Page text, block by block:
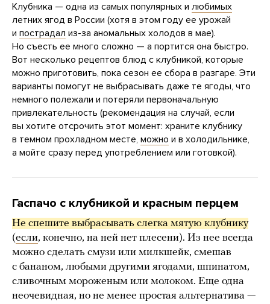
Клубника — одна из самых популярных и любимых
летних ягод в России (хотя в этом году ее урожай
и пострадал из-за аномальных холодов в мае).
Но съесть ее много сложно — а портится она быстро.
Вот несколько рецептов блюд с клубникой, которые
можно приготовить, пока сезон ее сбора в разгаре. Эти
варианты помогут не выбрасывать даже те ягоды, что
немного полежали и потеряли первоначальную
привлекательность (рекомендация на случай, если
вы хотите отсрочить этот момент: храните клубнику
в темном прохладном месте, можно и в холодильнике,
а мойте сразу перед употреблением или готовкой).
Гаспачо с клубникой и красным перцем
Не спешите выбрасывать слегка мятую клубнику
(если, конечно, на ней нет плесени). Из нее всегда
можно сделать смузи или милкшейк, смешав
с бананом, любыми другими ягодами, шпинатом,
сливочным мороженым или молоком. Еще одна
неочевидная, но не менее простая альтернатива —